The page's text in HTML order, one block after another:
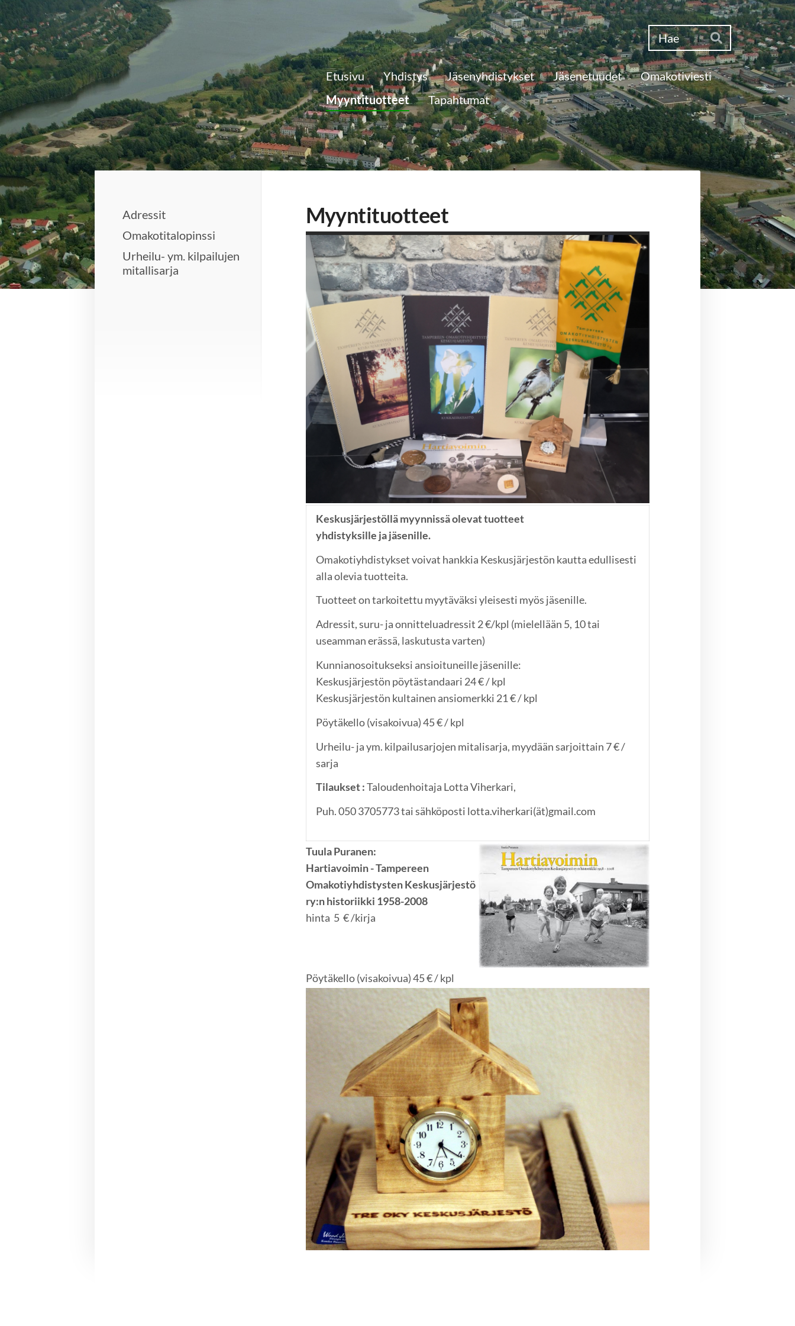
Siirry
sivun
sisältöön
Haku
Hae
Sivuston etusivulle Etusivu Yhdistys Jäsenyhdistykset Jäsenetuudet
Omakotiviesti
Myyntituotteet
Tapahtumat
Adressit
Omakotitalopinssi
Urheilu- ym. kilpailujen
mitallisarja
Myyntituotteet
Keskusjärjestöllä myynnissä olevat tuotteet
yhdistyksille ja jäsenille.
Omakotiyhdistykset voivat hankkia Keskusjärjestön kautta edullisesti
alla olevia tuotteita.
Tuotteet on tarkoitettu myytäväksi yleisesti myös jäsenille.
Adressit, suru- ja onnitteluadressit 2 €/kpl (mielellään 5, 10 tai
useamman erässä, laskutusta varten)
Kunnianosoitukseksi ansioituneille jäsenille:
Keskusjärjestön pöytästandaari 24 € / kpl
Keskusjärjestön kultainen ansiomerkki 21 € / kpl
Pöytäkello (visakoivua) 45 € / kpl
Urheilu- ja ym. kilpailusarjojen mitalisarja, myydään sarjoittain 7 € /
sarja
Tilaukset :Taloudenhoitaja Lotta Viherkari,
Puh. 050 3705773 tai sähköposti lotta.viherkari(ät)gmail.com
Tuula Puranen:
Hartiavoimin - Tampereen
Omakotiyhdistysten Keskusjärjestö
ry:n historiikki 1958-2008
hinta 5 € /kirja
Pöytäkello (visakoivua) 45 € / kpl